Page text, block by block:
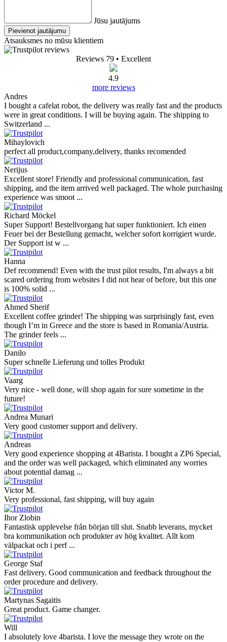
Jūsu jautājums
Pievienot jautājumu
Atsauksmes no mūsu klientiem
Reviews 79 • Excellent
4.9
more reviews
Andres
I bought a cafelat robot, the delivery was really fast and the products
were in great conditions. I will be buying again. The shipping to
Switzerland ...
Mihaylovich
perfect all product,company,delivery, thanks recomended
Nerijus
Excellent store! Friendly and professional communication, fast
shipping, and the item arrived well packaged. The whole purchasing
experience was smoot ...
Richard Möckel
Super Support! Bestellvorgang hat super funktioniert. Ich einen
Feuer bei der Bestellung gemacht, welcher sofort korrigiert wurde.
Der Support ist w ...
Hanna
Def recommend! Even with the trust pilot results, I'm always a bit
scared ordering from websites I did not hear of before, but this one
is 100% solid ...
Ahmed Sherif
Excellent coffee grinder! The shipping was surprisingly fast, even
though I’m in Greece and the store is based in Romania/Austria.
The grinder feels ...
Danilo
Super schnelle Lieferung und tolles Produkt
Vaarg
Very nice - well done, will shop again for sure sometime in the
future!
Andrea Munari
Very good customer support and delivery.
Andreas
Very good experience shopping at 4Barista. I bought a ZP6 Special,
and the order was well packaged, which eliminated any worries
about potential damag ...
Victor M.
Very professional, fast shipping, will buy again
Ihor Zlobin
Fantastisk upplevelse från början till slut. Snabb leverans, mycket
bra kommunikation och produkter av hög kvalitet. Allt kom
välpackat och i perf ...
George Staf
Fast delivery. Good communication and feedback throughout the
order procedure and delivery.
Martynas Sagaitis
Great product. Game changer.
Will
I absolutely love 4barista. I love the message they wrote on the